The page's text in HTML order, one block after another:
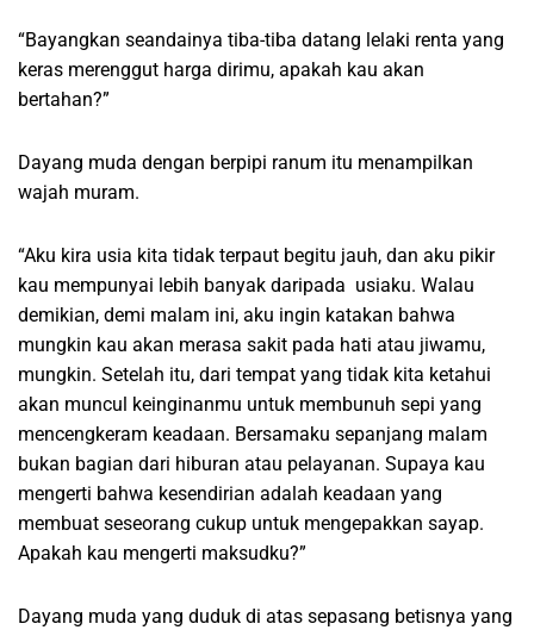
“Bayangkan seandainya tiba-tiba datang lelaki renta yang
keras merenggut harga dirimu, apakah kau akan
bertahan?”
Dayang muda dengan berpipi ranum itu menampilkan
wajah muram.
“Aku kira usia kita tidak terpaut begitu jauh, dan aku pikir
kau mempunyai lebih banyak daripada usiaku. Walau
demikian, demi malam ini, aku ingin katakan bahwa
mungkin kau akan merasa sakit pada hati atau jiwamu,
mungkin. Setelah itu, dari tempat yang tidak kita ketahui
akan muncul keinginanmu untuk membunuh sepi yang
mencengkeram keadaan. Bersamaku sepanjang malam
bukan bagian dari hiburan atau pelayanan. Supaya kau
mengerti bahwa kesendirian adalah keadaan yang
membuat seseorang cukup untuk mengepakkan sayap.
Apakah kau mengerti maksudku?”
Dayang muda yang duduk di atas sepasang betisnya yang